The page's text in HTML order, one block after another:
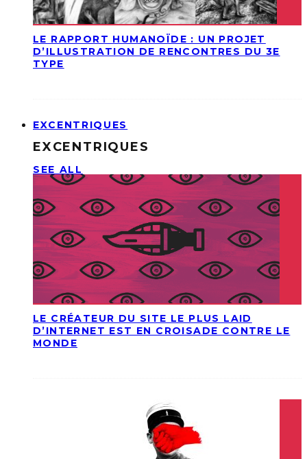
LE RAPPORT HUMANOÏDE : UN PROJET
D’ILLUSTRATION DE RENCONTRES DU 3E
TYPE
EXCENTRIQUES
EXCENTRIQUES
SEE ALL
LE CRÉATEUR DU SITE LE PLUS LAID
D’INTERNET EST EN CROISADE CONTRE LE
MONDE